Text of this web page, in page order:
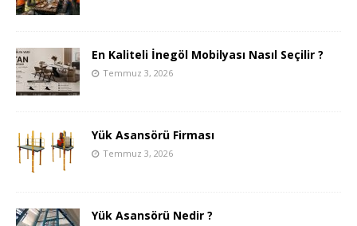
En Kaliteli İnegöl Mobilyası Nasıl Seçilir ?
Temmuz 3, 2026
Yük Asansörü Firması
Temmuz 3, 2026
Yük Asansörü Nedir ?